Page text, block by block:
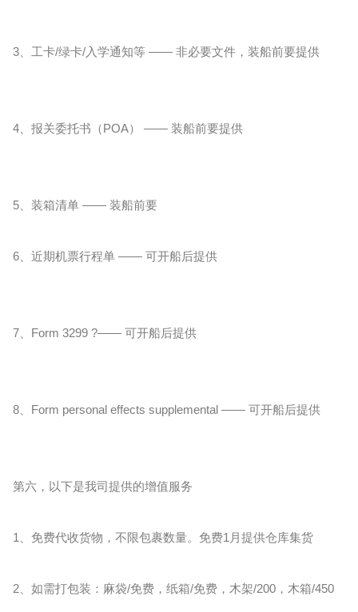
3、工卡/绿卡/入学通知等 —— 非必要文件，装船前要提供
4、报关委托书（POA） —— 装船前要提供
5、装箱清单 —— 装船前要
6、近期机票行程单 —— 可开船后提供
7、Form 3299 ?—— 可开船后提供
8、Form personal effects supplemental —— 可开船后提供
第六，以下是我司提供的增值服务
1、免费代收货物，不限包裹数量。免费1月提供仓库集货
2、如需打包装：麻袋/免费，纸箱/免费，木架/200，木箱/450